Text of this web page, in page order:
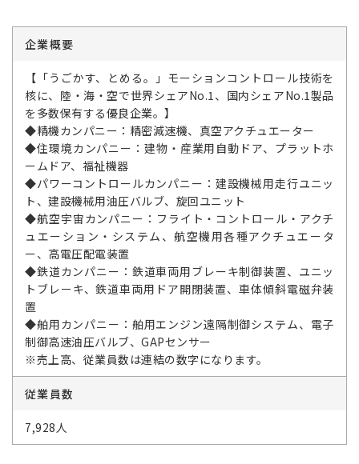
企業概要
【「うごかす、とめる。」モーションコントロール技術を
核に、陸・海・空で世界シェアNo.1、国内シェアNo.1製品
を多数保有する優良企業。】
◆精機カンパニー：精密減速機、真空アクチュエーター
◆住環境カンパニー：建物・産業用自動ドア、プラットホ
ームドア、福祉機器
◆パワーコントロールカンパニー：建設機械用走行ユニッ
ト、建設機械用油圧バルブ、旋回ユニット
◆航空宇宙カンパニー：フライト・コントロール・アクチ
ュエーション・システム、航空機用各種アクチュエータ
ー、高電圧配電装置
◆鉄道カンパニー：鉄道車両用ブレーキ制御装置、ユニッ
トブレーキ、鉄道車両用ドア開閉装置、車体傾斜電磁弁装
置
◆舶用カンパニー：舶用エンジン遠隔制御システム、電子
制御高速油圧バルブ、GAPセンサー
※売上高、従業員数は連結の数字になります。
従業員数
7,928人